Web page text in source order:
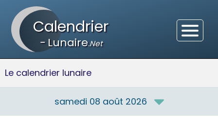
Calendrier
-Lunaire.Net
Le calendrier lunaire
samedi 08 août 2026